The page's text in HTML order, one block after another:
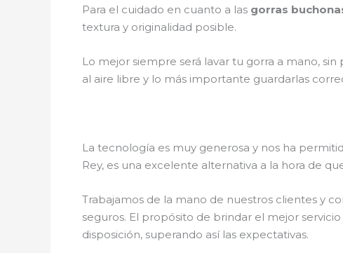
Para el cuidado en cuanto a las gorras
textura y originalidad posible.
Lo mejor siempre será lavar tu gorra a mano,
al aire libre y lo más importante guardarlas
La tecnología es muy generosa y nos ha
Rey, es una excelente alternativa a la hora de
Trabajamos de la mano de nuestros clientes y
seguros. El propósito de brindar el mejor servicio
disposición, superando así las expectativas.